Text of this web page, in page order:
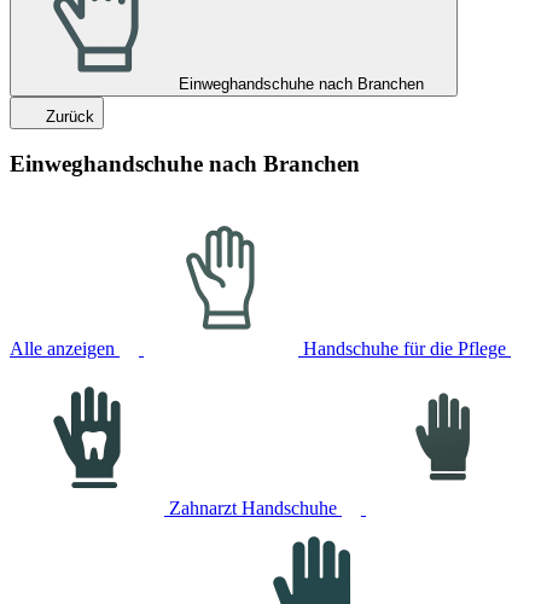
Einweghandschuhe nach Branchen
Zurück
Einweghandschuhe nach Branchen
Alle anzeigen Handschuhe für die Pflege
Zahnarzt Handschuhe